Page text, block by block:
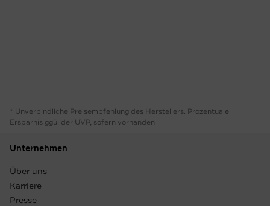
* Unverbindliche Preisempfehlung des Herstellers. Prozentuale
Ersparnis ggü. der UVP, sofern vorhanden
Unternehmen
Über uns
Karriere
Presse